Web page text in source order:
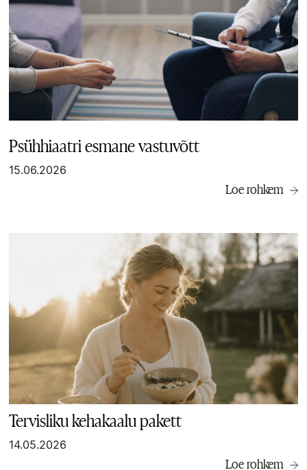
Psühhiaatri esmane vastuvõtt
15.06.2026
Loe rohkem
Tervisliku kehakaalu pakett
14.05.2026
Loe rohkem